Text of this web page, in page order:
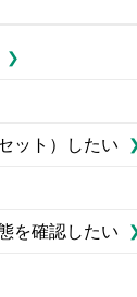
ット）したい
を確認したい